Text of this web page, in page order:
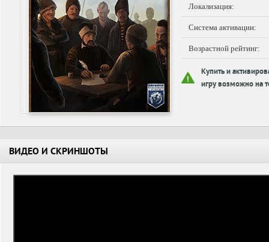
Локализация:
Система активации:
Возрастной рейтинг:
Купить и
игру возможно на
ВИДЕО И СКРИНШОТЫ